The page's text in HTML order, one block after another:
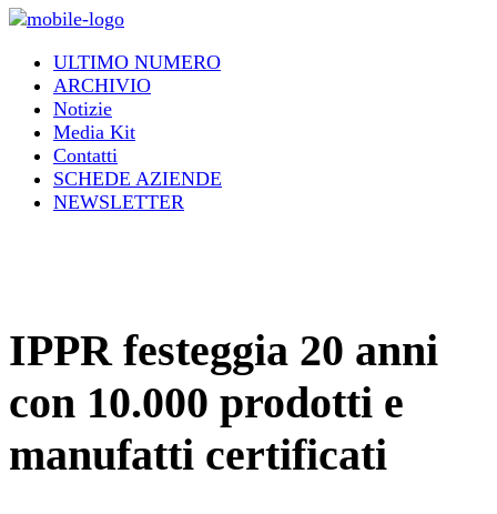
ULTIMO NUMERO
ARCHIVIO
Notizie
Media Kit
Contatti
SCHEDE AZIENDE
NEWSLETTER
IPPR festeggia 20 anni
con 10.000 prodotti e
manufatti certificati